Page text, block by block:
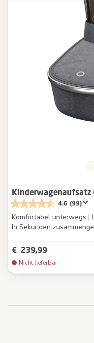
Kinderwagenaufsatz
4.6 (99)
Komfortabel unterwegs |
In Sekunden
€ 239,99
Nicht lieferbar